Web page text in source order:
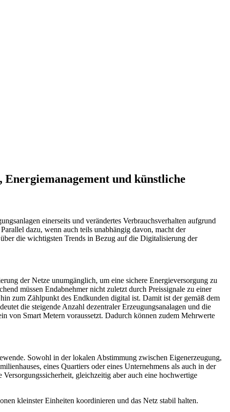
und künstliche
einerseits und verändertes Verbrauchsverhalten aufgrund
dazu, wenn auch teils unabhängig davon, macht der
die wichtigsten Trends in Bezug auf die Digitalisierung der
der Netze unumgänglich, um eine sichere Energieversorgung zu
müssen Endabnehmer nicht zuletzt durch Preissignale zu einer
zum Zählpunkt des Endkunden digital ist. Damit ist der gemäß dem
die steigende Anzahl dezentraler Erzeugungsanalagen und die
von Smart Metern voraussetzt. Dadurch können zudem Mehrwerte
Sowohl in der lokalen Abstimmung zwischen Eigenerzeugung,
eines Quartiers oder eines Unternehmens als auch in der
gleichzeitig aber auch eine hochwertige
kleinster Einheiten koordinieren und das Netz stabil halten.